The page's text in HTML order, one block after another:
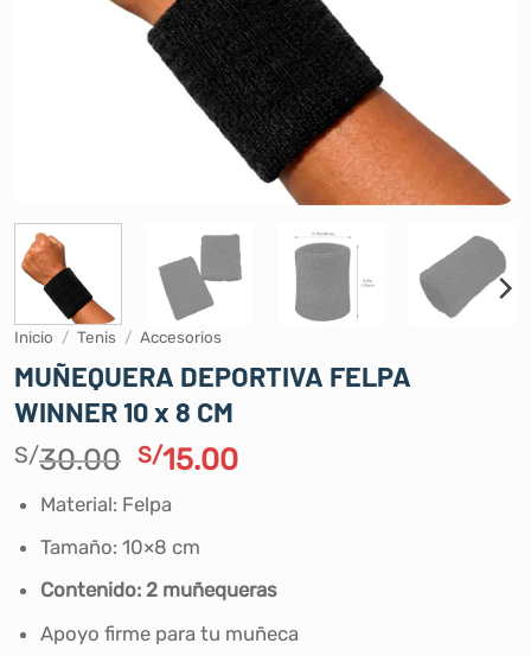
Inicio / Tenis / Accesorios
MUÑEQUERA DEPORTIVA FELPA
WINNER 10 x 8 CM
S/30.00 El
original
era:
S/30.00.
S/15.00El
S/15.00.
Material: Felpa
Tamaño: 10×8 cm
Contenido: 2 muñequeras
Apoyo firme para tu muñeca